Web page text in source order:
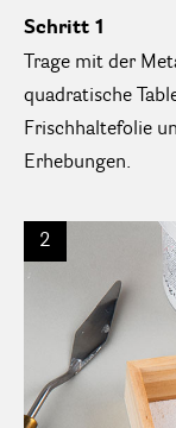
Schritt 1
Trage mit der
quadratische
Frischhaltefolie
Erhebungen.
2